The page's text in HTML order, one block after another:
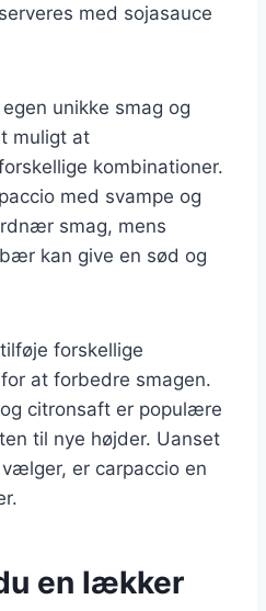
med sojasauce
unikke smag og
muligt at
kombinationer.
med svampe og
smag, mens
kan give en sød og
forskellige
at forbedre smagen.
citronsaft er populære
til nye højder. Uanset
er carpaccio en
en lækker